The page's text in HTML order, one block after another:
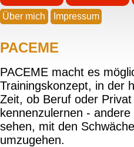
Über mich Impressum
PACEME
PACEME macht es
Trainingskonzept, in der
Zeit, ob Beruf oder
kennenzulernen -
sehen, mit den
umzugehen.